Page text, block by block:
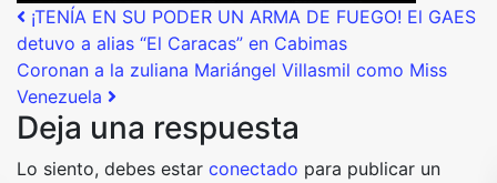
Post navigation
¡TENÍA EN SU PODER UN ARMA DE FUEGO! El GAES
detuvo a alias “El Caracas” en Cabimas
Coronan a la zuliana Mariángel Villasmil como Miss
Venezuela
Deja una respuesta
Lo siento, debes estar conectado para publicar un